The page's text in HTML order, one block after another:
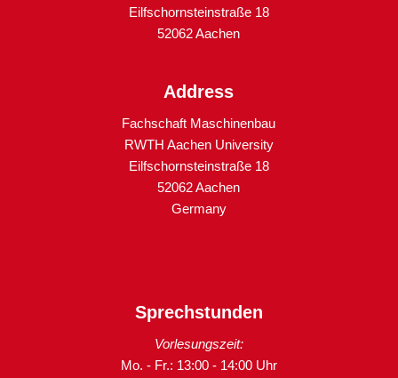
Eilfschornsteinstraße 18
52062 Aachen
Address
Fachschaft Maschinenbau
RWTH Aachen University
Eilfschornsteinstraße 18
52062 Aachen
Germany
Sprechstunden
Vorlesungszeit:
Mo. - Fr.: 13:00 - 14:00 Uhr